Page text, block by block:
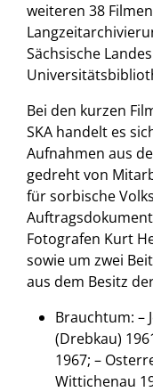
weiteren 38
Sächsische
Bei den kurzen
SKA handelt es
Aufnahmen aus
gedreht von
für sorbische
Fotografen Kurt
sowie um zwei
aus dem Besitz
Brauchtum: –
(Drebkau)
1967; –
Wittichenau